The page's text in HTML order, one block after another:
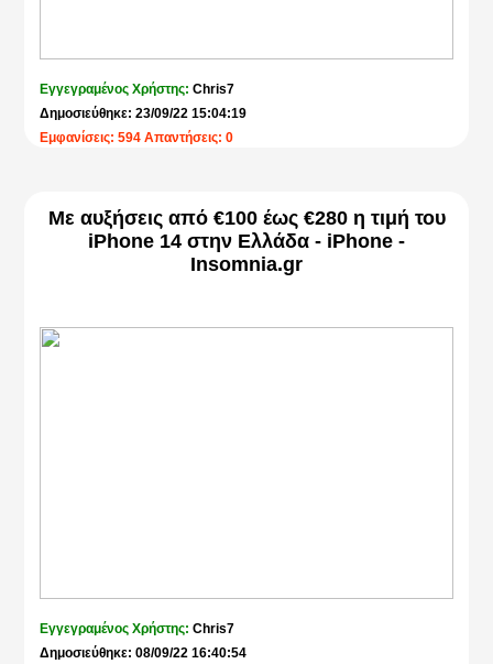
Εγγεγραμένος Χρήστης:Chris7
Δημοσιεύθηκε: 23/09/22 15:04:19
Εμφανίσεις: 594 Απαντήσεις: 0
Με αυξήσεις από €100 έως €280 η τιμή του
iPhone 14 στην Ελλάδα - iPhone -
Insomnia.gr
Εγγεγραμένος Χρήστης:Chris7
Δημοσιεύθηκε: 08/09/22 16:40:54